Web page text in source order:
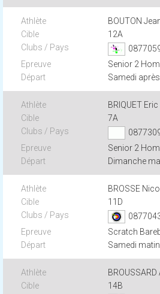
BOUTON
12A
Senior 2
Samedi
BRIQUET Eric
7A
Senior 2
Dimanche
BROSSE
11D
Scratch
Samedi
BROUSSARD
14B